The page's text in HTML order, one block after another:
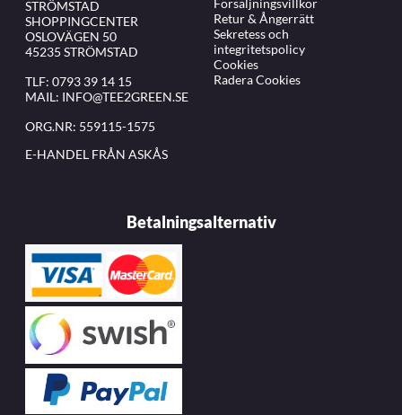
STRÖMSTAD
SHOPPINGCENTER
OSLOVÄGEN 50
45235 STRÖMSTAD
TLF: 0793 39 14 15
MAIL: INFO@TEE2GREEN.SE
ORG.NR: 559115-1575
E-HANDEL FRÅN ASKÅS
Retur & Ångerrätt
Sekretess och
integritetspolicy
Cookies
Radera Cookies
Betalningsalternativ